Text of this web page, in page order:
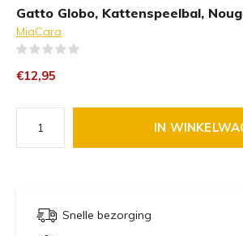
Gatto Globo, Kattenspeelbal,
MiaCara
€12,95
IN
Snelle bezorging